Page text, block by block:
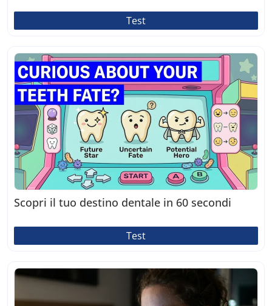
Test
Scopri il tuo destino dentale in 60 secondi
Test